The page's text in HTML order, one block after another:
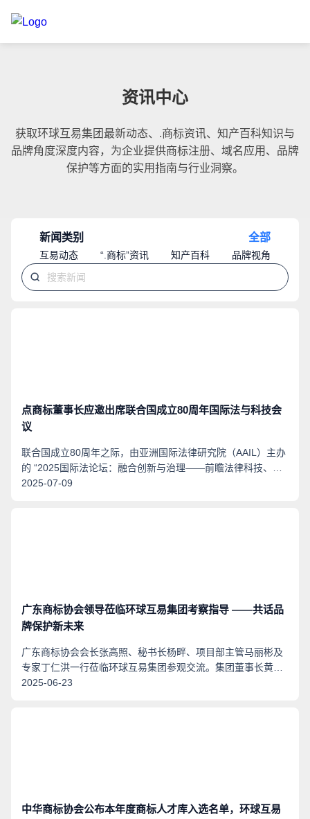
资讯中心
获取环球互易集团最新动态、.商标资讯、知产百科知识与
品牌角度深度内容，为企业提供商标注册、域名应用、品牌
保护等方面的实用指南与行业洞察。
新闻类别 全部
互易动态 “.商标”资讯 知产百科 品牌视角
点商标董事长应邀出席联合国成立80周年国际法与科技会
议
联合国成立80周年之际，由亚洲国际法律研究院（AAIL）主办
的 “2025国际法论坛：融合创新与治理——前瞻法律科技、人
工智能与国际秩序的未来”于2025年7月4日在香港JW万豪酒店
2025-07-09
广东商标协会领导莅临环球互易集团考察指导 ——共话品
牌保护新未来
广东商标协会会长张高照、秘书长杨畔、项目部主管马丽彬及
专家丁仁洪一行莅临环球互易集团参观交流。集团董事长黄雄
伟和相关管理层热情接待。
2025-06-23
中华商标协会公布本年度商标人才库入选名单，环球互易